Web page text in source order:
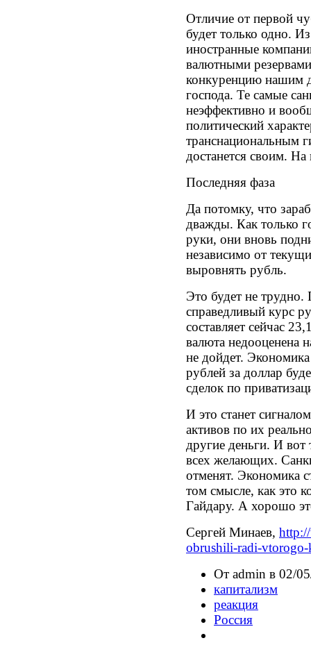
Отличие от первой
будет только одно.
иностранные
валютными
конкуренцию нашим
господа. Те самые
неэффективно и
политический
транснациональным
достанется своим.
Последняя фаза
Да потомку, что
дважды. Как только
руки, они вновь
независимо от
выровнять рубль.
Это будет не
справедливый курс
составляет сейчас
валюта недооценена
не дойдет.
рублей за доллар
сделок по
И это станет
активов по их
другие деньги. И вот
всех желающих.
отменят. Экономика
том смысле, как это
Гайдару. А хорошо
Сергей Минаев,
obrushili-radi-
От admin в 02/
капитализм
реакция
Россия